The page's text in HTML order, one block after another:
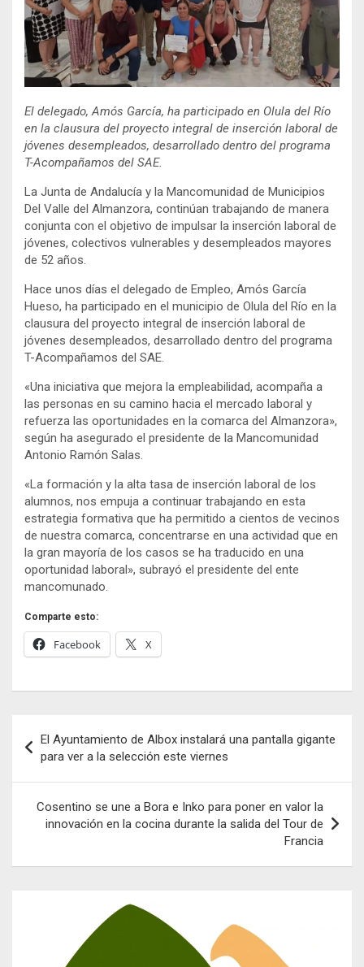
El delegado, Amós García, ha participado en Olula del Río
en la clausura del proyecto integral de inserción laboral de
jóvenes desempleados, desarrollado dentro del programa
T-Acompañamos del SAE.
La Junta de Andalucía y la Mancomunidad de Municipios
Del Valle del Almanzora, continúan trabajando de manera
conjunta con el objetivo de impulsar la inserción laboral de
jóvenes, colectivos vulnerables y desempleados mayores
de 52 años.
Hace unos días el delegado de Empleo, Amós García
Hueso, ha participado en el municipio de Olula del Río en la
clausura del proyecto integral de inserción laboral de
jóvenes desempleados, desarrollado dentro del programa
T-Acompañamos del SAE.
«Una iniciativa que mejora la empleabilidad, acompaña a
las personas en su camino hacia el mercado laboral y
refuerza las oportunidades en la comarca del Almanzora»,
según ha asegurado el presidente de la Mancomunidad
Antonio Ramón Salas.
«La formación y la alta tasa de inserción laboral de los
alumnos, nos empuja a continuar trabajando en esta
estrategia formativa que ha permitido a cientos de vecinos
de nuestra comarca, concentrarse en una actividad que en
la gran mayoría de los casos se ha traducido en una
oportunidad laboral», subrayó el presidente del ente
mancomunado.
Comparte esto:
Facebook X
de
entradas
El Ayuntamiento de Albox instalará una pantalla gigante
para ver a la selección este viernes
Cosentino se une a Bora e Inko para poner en valor la
innovación en la cocina durante la salida del Tour de
Francia